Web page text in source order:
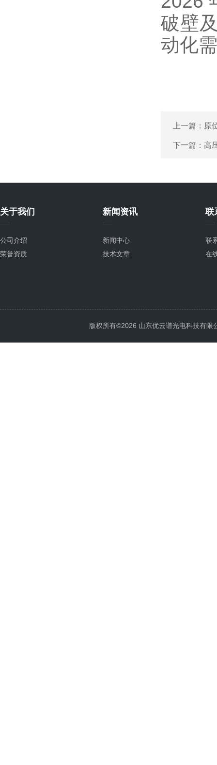
破壁
动化
上一篇： 原
下一篇： 高
关于我们
公司介绍
荣誉资质
新闻资讯
新闻中心
技术文章
联
联
在
版权所有©2026 山东优云谱光电科技有